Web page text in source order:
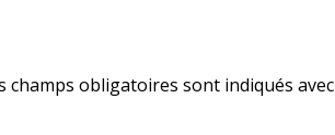
champs obligatoires sont indiqués avec